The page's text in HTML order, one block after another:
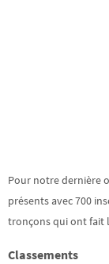
Pour notre dernière
présents avec 700
tronçons qui ont fait
Classements